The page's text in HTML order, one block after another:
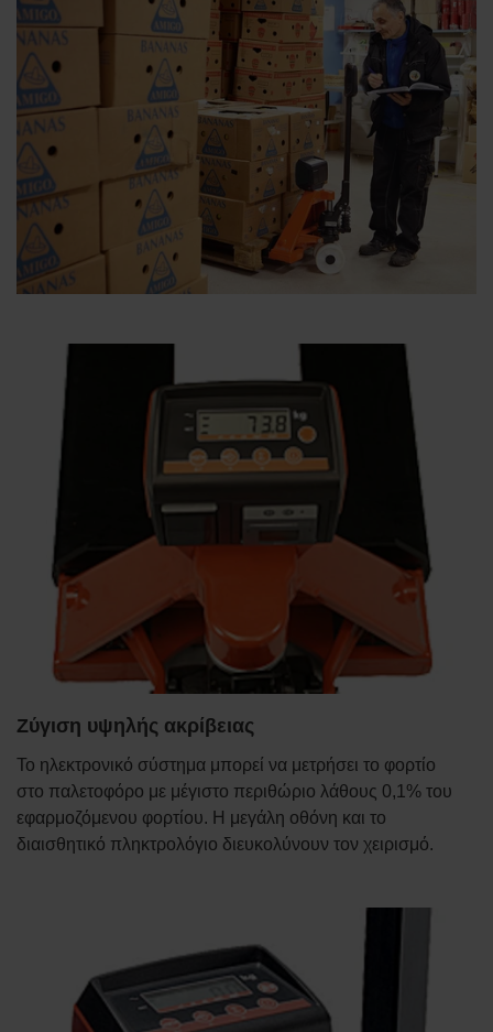
Ζύγιση υψηλής ακρίβειας
Το ηλεκτρονικό σύστημα μπορεί να μετρήσει το φορτίο
στο παλετοφόρο με μέγιστο περιθώριο λάθους 0,1% του
εφαρμοζόμενου φορτίου. Η μεγάλη οθόνη και το
διαισθητικό πληκτρολόγιο διευκολύνουν τον χειρισμό.